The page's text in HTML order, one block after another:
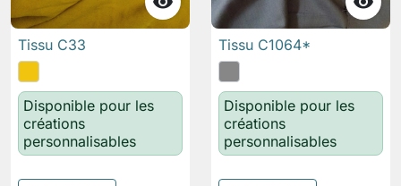
Tissu C33
Disponible pour les
créations
personnalisables
Tissu C1064*
Disponible pour les
créations
personnalisables